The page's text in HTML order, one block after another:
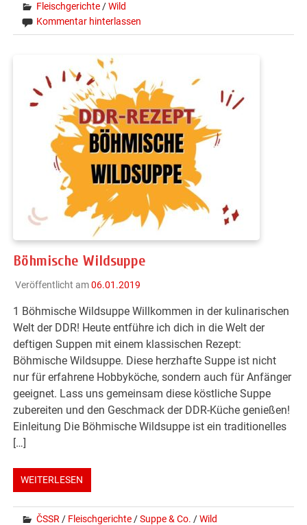
Fleischgerichte/Wild
Kommentar hinterlassen
Böhmische Wildsuppe
Veröffentlicht am06.01.2019
1 Böhmische Wildsuppe Willkommen in der kulinarischen
Welt der DDR! Heute entführe ich dich in die Welt der
deftigen Suppen mit einem klassischen Rezept:
Böhmische Wildsuppe. Diese herzhafte Suppe ist nicht
nur für erfahrene Hobbyköche, sondern auch für Anfänger
geeignet. Lass uns gemeinsam diese köstliche Suppe
zubereiten und den Geschmack der DDR-Küche genießen!
Einleitung Die Böhmische Wildsuppe ist ein traditionelles
[…]
WEITERLESEN
ČSSR / Fleischgerichte /Suppe & Co. /Wild